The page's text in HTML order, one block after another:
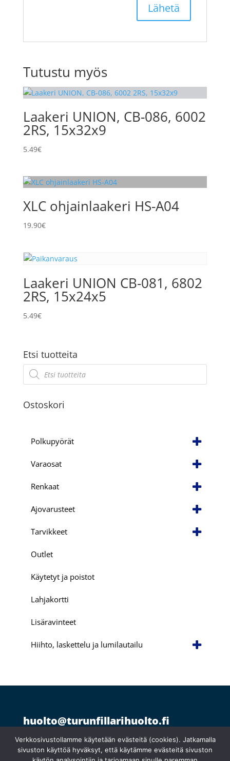
Tutustu myös
Laakeri UNION, CB-086, 6002
2RS, 15x32x9
5.49€
XLC ohjainlaakeri HS-A04
19.90€
Laakeri UNION CB-081, 6802
2RS, 15x24x5
5.49€
Etsi tuotteita
Products
search
Ostoskori
Polkupyörät
Varaosat
Renkaat
Ajovarusteet
Tarvikkeet
Outlet
Käytetyt ja poistot
Lahjakortti
Lisäravinteet
Hiihto, laskettelu ja lumilautailu
huolto@turunfillarihuolto.fi
Palometsäntie 14, 20610 Turku
044 766 1250
Verkkosivustollamme käytetään evästeitä (cookies). Jatkamalla
sivuston käyttöä hyväksyt, että käytämme evästeitä sivuston